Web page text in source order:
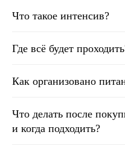
Что такое интенсив?
Где всё будет
Как организовано
Что делать после
и когда подходить?